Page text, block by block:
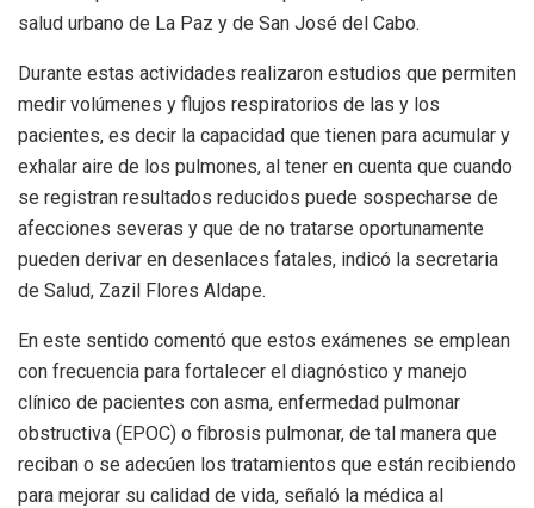
salud urbano de La Paz y de San José del Cabo.
Durante estas actividades realizaron estudios que permiten
medir volúmenes y flujos respiratorios de las y los
pacientes, es decir la capacidad que tienen para acumular y
exhalar aire de los pulmones, al tener en cuenta que cuando
se registran resultados reducidos puede sospecharse de
afecciones severas y que de no tratarse oportunamente
pueden derivar en desenlaces fatales, indicó la secretaria
de Salud, Zazil Flores Aldape.
En este sentido comentó que estos exámenes se emplean
con frecuencia para fortalecer el diagnóstico y manejo
clínico de pacientes con asma, enfermedad pulmonar
obstructiva (EPOC) o fibrosis pulmonar, de tal manera que
reciban o se adecúen los tratamientos que están recibiendo
para mejorar su calidad de vida, señaló la médica al